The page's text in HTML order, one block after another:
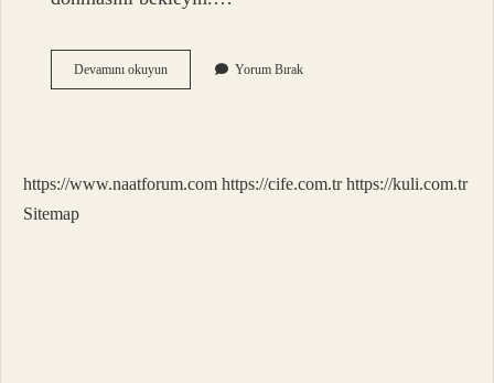
Devamını okuyunÇam
Reçinesini
Yorum Bırak
https://www.naatforum.com https://cife.com.tr https://kuli.com.tr
Sitemap